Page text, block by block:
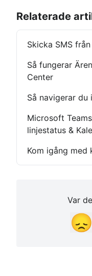
Relaterade
Skicka SMS
Så fungerar
Center
Så navigerar du
Microsoft
linjestatus &
Kom igång med
Var
😞